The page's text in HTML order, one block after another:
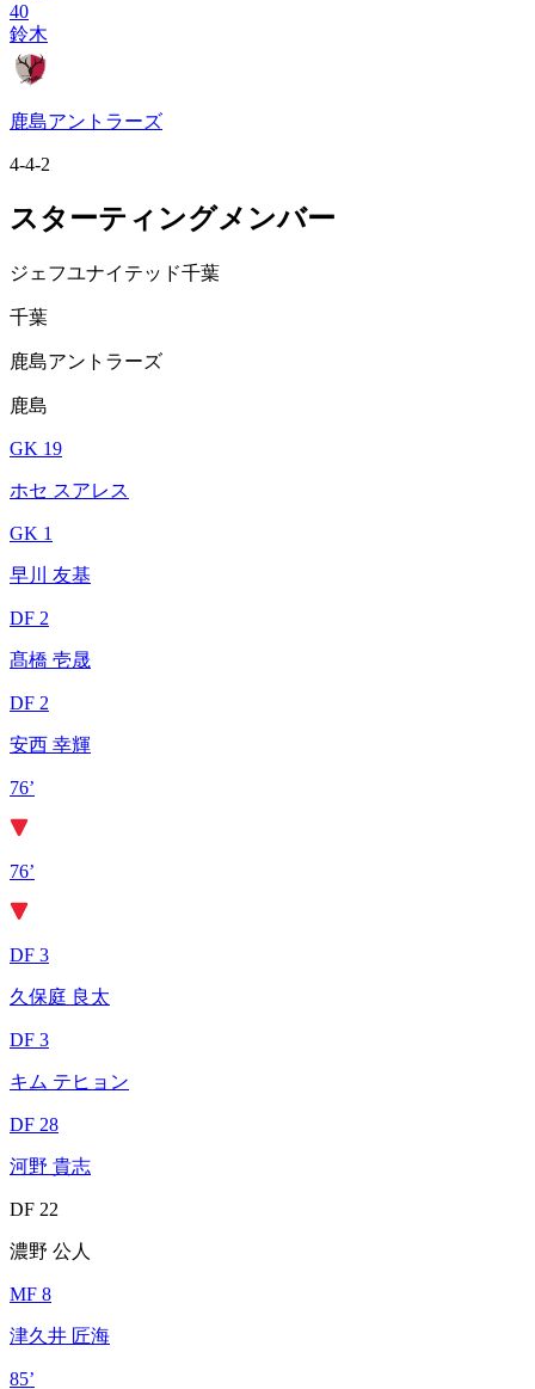
40
鈴木
鹿島アントラーズ
4-4-2
スターティングメンバー
ジェフユナイテッド千葉
千葉
鹿島アントラーズ
鹿島
GK 19
ホセ スアレス
GK 1
早川 友基
DF 2
髙橋 壱晟
DF 2
安西 幸輝
76’
76’
DF 3
久保庭 良太
DF 3
キム テヒョン
DF 28
河野 貴志
DF 22
濃野 公人
MF 8
津久井 匠海
85’